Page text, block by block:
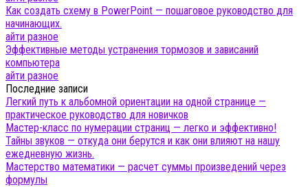
Как создать схему в PowerPoint — пошаговое руководство для
начинающих.
айти разное
Эффективные методы устранения тормозов и зависаний
компьютера
айти разное
Последние записи
Легкий путь к альбомной ориентации на одной странице —
практическое руководство для новичков
Мастер-класс по нумерации страниц — легко и эффективно!
Тайны звуков — откуда они берутся и как они влияют на нашу
ежедневную жизнь.
Мастерство математики — расчет суммы произведений через
формулы